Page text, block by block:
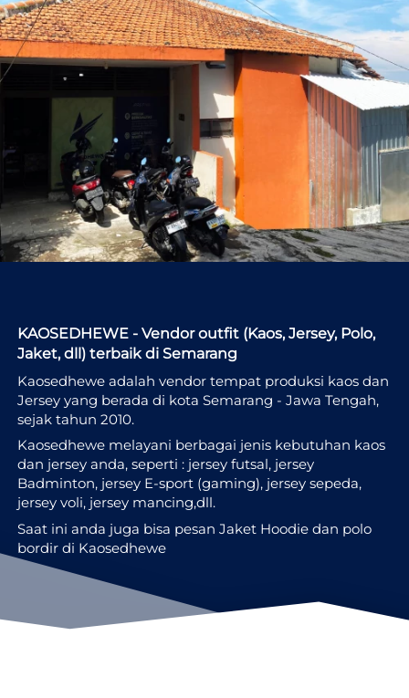
KAOSEDHEWE - Vendor outfit (Kaos, Jersey, Polo,
Jaket, dll) terbaik di Semarang
Kaosedhewe adalah vendor tempat produksi kaos dan
Jersey yang berada di kota Semarang - Jawa Tengah,
sejak tahun 2010.
Kaosedhewe melayani berbagai jenis kebutuhan kaos
dan jersey anda, seperti : jersey futsal, jersey
Badminton, jersey E-sport (gaming), jersey sepeda,
jersey voli, jersey mancing,dll.
Saat ini anda juga bisa pesan Jaket Hoodie dan polo
bordir di Kaosedhewe